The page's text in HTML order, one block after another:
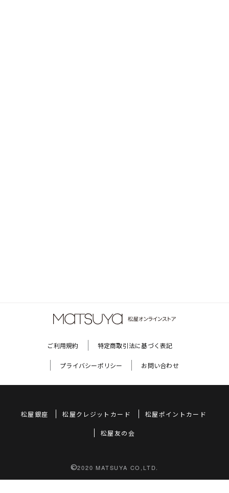
ご利用規約 特定商取引法に基づく表記
プライバシーポリシー お問い合わせ
松屋銀座 松屋クレジットカード 松屋ポイントカード
松屋友の会
©2020 MATSUYA CO,LTD.